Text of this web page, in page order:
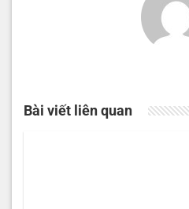
Bài viết liên quan